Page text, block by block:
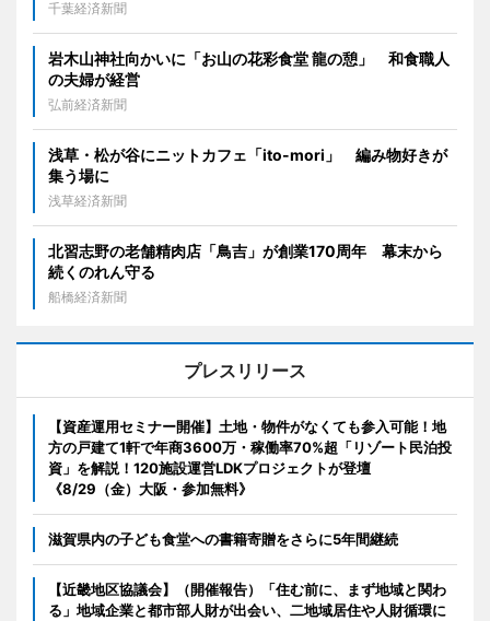
千葉経済新聞
岩木山神社向かいに「お山の花彩食堂 龍の憩」 和食職人
の夫婦が経営
弘前経済新聞
浅草・松が谷にニットカフェ「ito-mori」 編み物好きが
集う場に
浅草経済新聞
北習志野の老舗精肉店「鳥吉」が創業170周年 幕末から
続くのれん守る
船橋経済新聞
プレスリリース
【資産運用セミナー開催】土地・物件がなくても参入可能！地
方の戸建て1軒で年商3600万・稼働率70%超「リゾート民泊投
資」を解説！120施設運営LDKプロジェクトが登壇
《8/29（金）大阪・参加無料》
滋賀県内の子ども食堂への書籍寄贈をさらに5年間継続
【近畿地区協議会】（開催報告）「住む前に、まず地域と関わ
る」地域企業と都市部人財が出会い、二地域居住や人財循環に